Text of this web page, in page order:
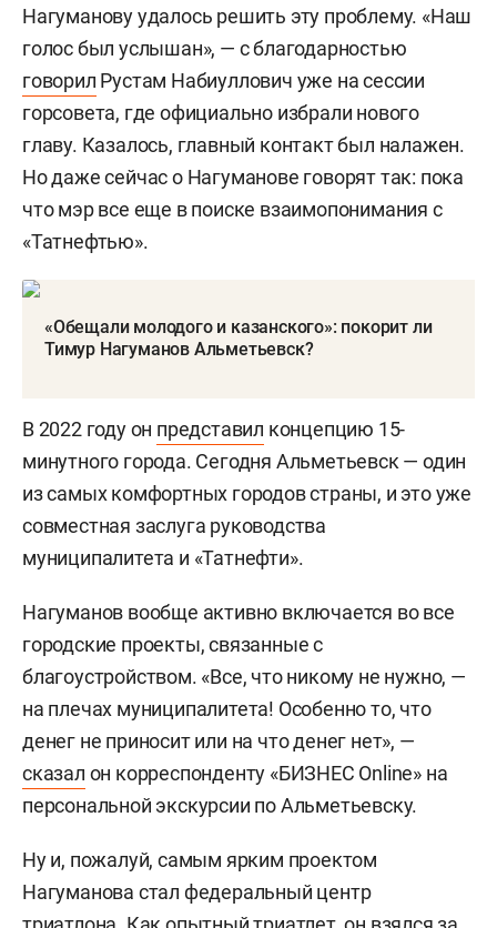
Нагуманову удалось решить эту проблему. «Наш
голос был услышан», — с благодарностью
говорил Рустам Набиуллович уже на сессии
горсовета, где официально избрали нового
главу. Казалось, главный контакт был налажен.
Но даже сейчас о Нагуманове говорят так: пока
что мэр все еще в поиске взаимопонимания с
«Татнефтью».
«Обещали молодого и казанского»: покорит ли
Тимур Нагуманов Альметьевск?
В 2022 году он представил концепцию 15-
минутного города. Сегодня Альметьевск — один
из самых комфортных городов страны, и это уже
совместная заслуга руководства
муниципалитета и «Татнефти».
Нагуманов вообще активно включается во все
городские проекты, связанные с
благоустройством. «Все, что никому не нужно, —
на плечах муниципалитета! Особенно то, что
денег не приносит или на что денег нет», —
сказал он корреспонденту «БИЗНЕС Online» на
персональной экскурсии по Альметьевску.
Ну и, пожалуй, самым ярким проектом
Нагуманова стал федеральный центр